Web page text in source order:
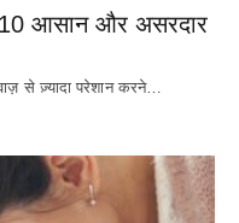
आसान और असरदार
से ज़्यादा परेशान करने…